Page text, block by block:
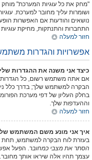
ושומרות עליך מחובר למערכת.
נושאים והודעות אם האפשרות
התחברות והתנתקות, מחיקת עוגיות
חזור למעלה
אפשרויות והגדרות
כיצד אני משנה את ההגדרות
אם אתה משתמש רשום, כל
הבקרה למשתמש שלך; בדרך כלל
בחלק העליון של דפי מערכת
וההעדפות שלך.
חזור למעלה
איך אני מונע משם המשתמש
בעזרת לוח הבקרה למשתמש, תחת
הסתר את מצבי כמחובר. הפעל
עצמך תהיו אלה שיראו אותך